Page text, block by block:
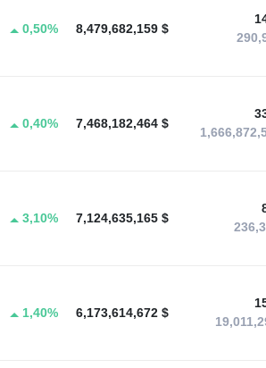
0,50% 8,479,682,159 $
0,40% 7,468,182,464 $
3,10% 7,124,635,165 $
1,40% 6,173,614,672 $